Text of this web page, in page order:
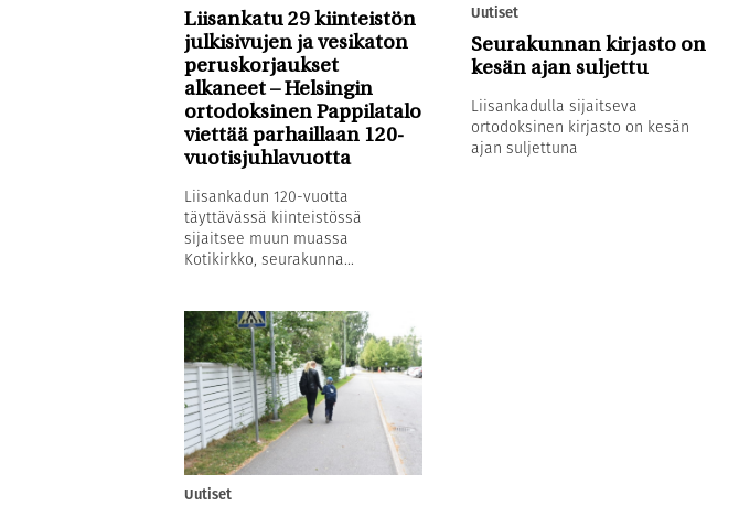
Liisankatu 29 kiinteistön
julkisivujen ja vesikaton
peruskorjaukset
alkaneet – Helsingin
ortodoksinen Pappilatalo
viettää parhaillaan 120-
vuotisjuhlavuotta
Liisankadun 120-vuotta
täyttävässä kiinteistössä
sijaitsee muun muassa
Kotikirkko, seurakunna...
Uutiset
Seurakunnan kirjasto on
kesän ajan suljettu
Liisankadulla sijaitseva
ortodoksinen kirjasto on kesän
ajan suljettuna
Uutiset